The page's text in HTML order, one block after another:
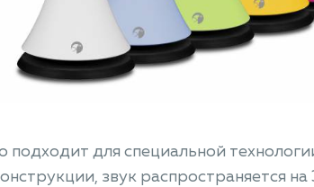
подходит для специальной
звук распространяется